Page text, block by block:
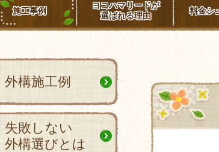
施工事例
ヨコハマリードが
選ばれる理由
料金シ
外構施工例
失敗しない
外構選びとは